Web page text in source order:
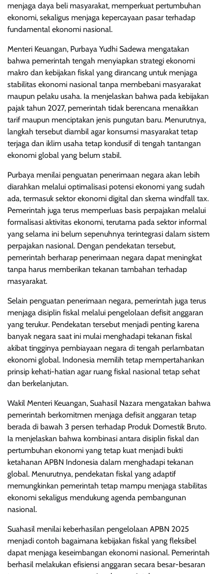
menjaga daya beli masyarakat, memperkuat pertumbuhan
ekonomi, sekaligus menjaga kepercayaan pasar terhadap
fundamental ekonomi nasional.
Menteri Keuangan, Purbaya Yudhi Sadewa mengatakan
bahwa pemerintah tengah menyiapkan strategi ekonomi
makro dan kebijakan fiskal yang dirancang untuk menjaga
stabilitas ekonomi nasional tanpa membebani masyarakat
maupun pelaku usaha. Ia menjelaskan bahwa pada kebijakan
pajak tahun 2027, pemerintah tidak berencana menaikkan
tarif maupun menciptakan jenis pungutan baru. Menurutnya,
langkah tersebut diambil agar konsumsi masyarakat tetap
terjaga dan iklim usaha tetap kondusif di tengah tantangan
ekonomi global yang belum stabil.
Purbaya menilai penguatan penerimaan negara akan lebih
diarahkan melalui optimalisasi potensi ekonomi yang sudah
ada, termasuk sektor ekonomi digital dan skema windfall tax.
Pemerintah juga terus memperluas basis perpajakan melalui
formalisasi aktivitas ekonomi, terutama pada sektor informal
yang selama ini belum sepenuhnya terintegrasi dalam sistem
perpajakan nasional. Dengan pendekatan tersebut,
pemerintah berharap penerimaan negara dapat meningkat
tanpa harus memberikan tekanan tambahan terhadap
masyarakat.
Selain penguatan penerimaan negara, pemerintah juga terus
menjaga disiplin fiskal melalui pengelolaan defisit anggaran
yang terukur. Pendekatan tersebut menjadi penting karena
banyak negara saat ini mulai menghadapi tekanan fiskal
akibat tingginya pembiayaan negara di tengah perlambatan
ekonomi global. Indonesia memilih tetap mempertahankan
prinsip kehati-hatian agar ruang fiskal nasional tetap sehat
dan berkelanjutan.
Wakil Menteri Keuangan, Suahasil Nazara mengatakan bahwa
pemerintah berkomitmen menjaga defisit anggaran tetap
berada di bawah 3 persen terhadap Produk Domestik Bruto.
Ia menjelaskan bahwa kombinasi antara disiplin fiskal dan
pertumbuhan ekonomi yang tetap kuat menjadi bukti
ketahanan APBN Indonesia dalam menghadapi tekanan
global. Menurutnya, pendekatan fiskal yang adaptif
memungkinkan pemerintah tetap mampu menjaga stabilitas
ekonomi sekaligus mendukung agenda pembangunan
nasional.
Suahasil menilai keberhasilan pengelolaan APBN 2025
menjadi contoh bagaimana kebijakan fiskal yang fleksibel
dapat menjaga keseimbangan ekonomi nasional. Pemerintah
berhasil melakukan efisiensi anggaran secara besar-besaran